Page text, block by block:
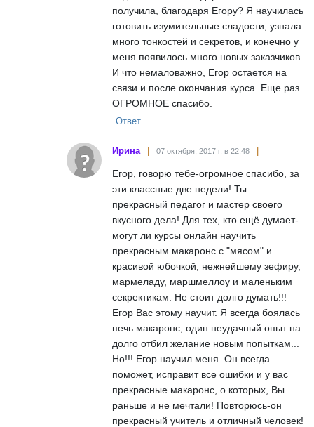
получила, благодаря Егору? Я научилась
готовить изумительные сладости, узнала
много тонкостей и секретов, и конечно у
меня появилось много новых заказчиков.
И что немаловажно, Егор остается на
связи и после окончания курса. Еще раз
ОГРОМНОЕ спасибо.
Ответ
Ирина 07 октября, 2017 г. в 22:48
Егор, говорю тебе-огромное спасибо, за
эти классные две недели! Ты
прекрасный педагог и мастер своего
вкусного дела! Для тех, кто ещё думает-
могут ли курсы онлайн научить
прекрасным макаронс с "мясом" и
красивой юбочкой, нежнейшему зефиру,
мармеладу, маршмеллоу и маленьким
секректикам. Не стоит долго думать!!!
Егор Вас этому научит. Я всегда боялась
печь макаронс, один неудачный опыт на
долго отбил желание новым попыткам...
Но!!! Егор научил меня. Он всегда
поможет, исправит все ошибки и у вас
прекрасные макаронс, о которых, Вы
раньше и не мечтали! Повторюсь-он
прекрасный учитель и отличный человек!